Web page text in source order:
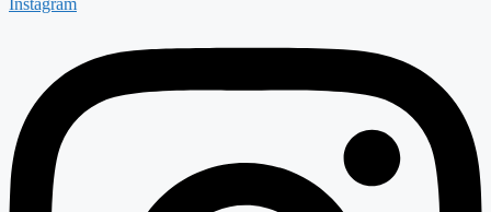
Instagram